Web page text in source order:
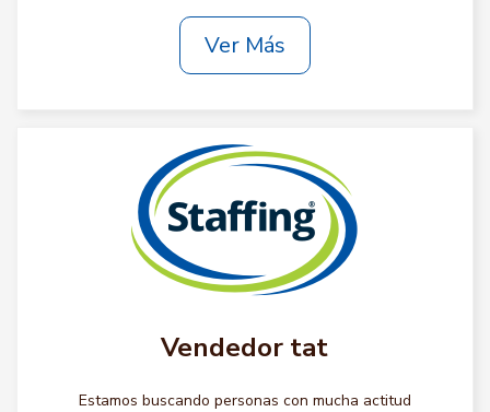
Ver Más
Vendedor tat
Estamos buscando personas con mucha actitud